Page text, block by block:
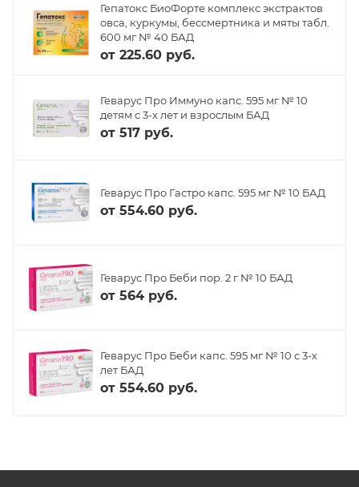
Гепатокс БиоФорте комплекс экстрактов
овса, куркумы, бессмертника и мяты табл.
600 мг № 40 БАД
от 225.60 руб.
Геварус Про Иммуно капс. 595 мг № 10
детям с 3-х лет и взрослым БАД
от 517 руб.
Геварус Про Гастро капс. 595 мг № 10 БАД
от 554.60 руб.
Геварус Про Беби пор. 2 г № 10 БАД
от 564 руб.
Геварус Про Беби капс. 595 мг № 10 с 3-х
лет БАД
от 554.60 руб.